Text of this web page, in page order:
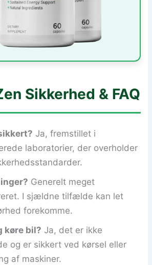
Sikkerhed & FAQ
Ja, fremstillet i
laboratorier, der overholder
Generelt meget
I sjældne tilfælde kan let
forekomme.
køre bil? Ja, det er ikke
og er sikkert ved kørsel eller
af maskiner.